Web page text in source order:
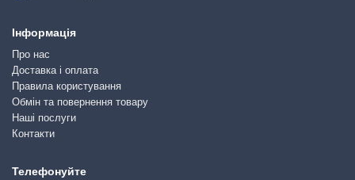
Інформація
Про нас
Доставка і оплата
Правила користування
Обмін та повернення товару
Наші послуги
Контакти
Телефонуйте